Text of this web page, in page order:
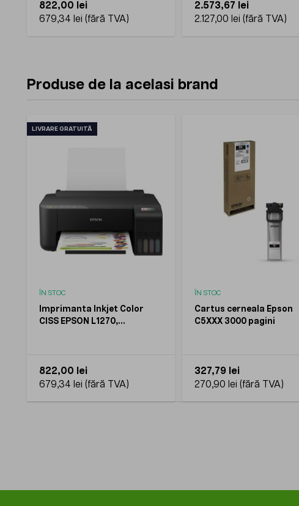
822,00 lei
679,34 lei
2.573,67 lei
2.127,00 lei
Produse de la acelasi brand
LIVRARE GRATUITĂ
ÎN STOC
Imprimanta Inkjet Color
CISS EPSON L1270,
822,00 lei
679,34 lei
ÎN STOC
Cartus cerneala Epson
C5XXX 3000 pagini
327,79 lei
270,90 lei